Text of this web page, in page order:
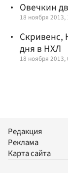
Овечкин
18 ноября 2013,
Скривенс,
дня в НХЛ
18 ноября 2013,
Редакция
Реклама
Карта сайта